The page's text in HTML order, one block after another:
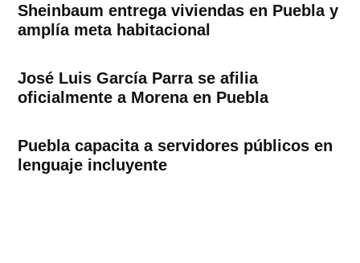
Sheinbaum entrega viviendas en Puebla y
amplía meta habitacional
José Luis García Parra se afilia
oficialmente a Morena en Puebla
Puebla capacita a servidores públicos en
lenguaje incluyente